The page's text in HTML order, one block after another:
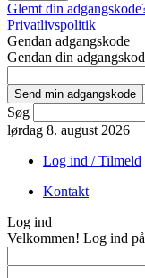
Glemt din
Privatlivspolitik
Gendan adgangskode
Gendan din
Søg
lørdag 8. august 2026
Log ind / Tilmeld
Kontakt
Log ind
Velkommen! Log ind